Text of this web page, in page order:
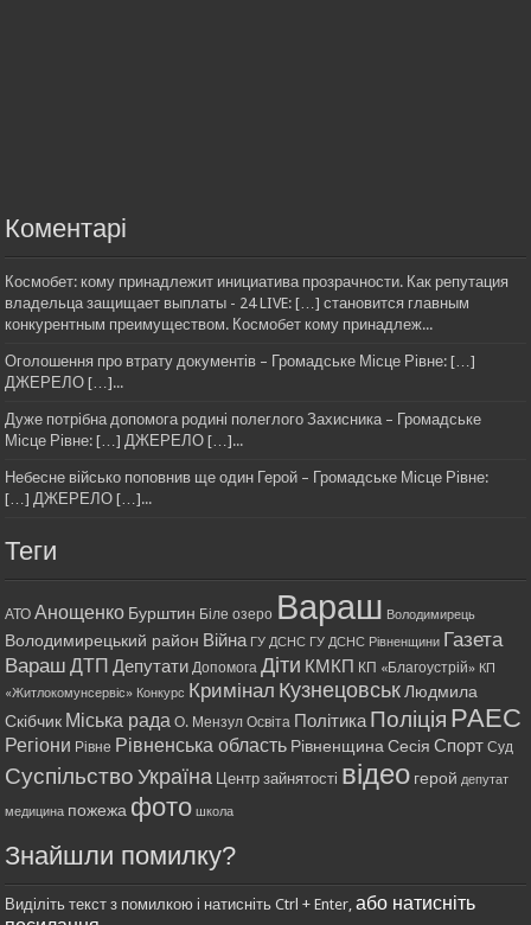
Коментарі
Космобет: кому принадлежит инициатива прозрачности. Как репутация
владельца защищает выплаты - 24 LIVE: […] становится главным
конкурентным преимуществом. Космобет кому принадлеж...
Оголошення про втрату документів – Громадське Місце Рівне: […]
ДЖЕРЕЛО […]...
Дуже потрібна допомога родині полеглого Захисника – Громадське
Місце Рівне: […] ДЖЕРЕЛО […]...
Небесне військо поповнив ще один Герой – Громадське Місце Рівне:
[…] ДЖЕРЕЛО […]...
Теги
АТО Анощенко Бурштин Біле озеро Вараш Володимирець
Володимирецький район Війна ГУ ДСНС ГУ ДСНС Рівненщини Газета
Вараш ДТП Депутати Допомога Діти КМКП КП «Благоустрій» КП
«Житлокомунсервіс» Конкурс Кримінал Кузнецовськ Людмила
Скібчик Міська рада О. Мензул Освіта ПолітикаПоліція РАЕС
Регіони Рівне Рівненська область Рівненщина Сесія Спорт Суд
Суспільство Україна Центр зайнятості відео герой депутат
медицина пожежа фото школа
Знайшли помилку?
Виділіть текст з помилкою і натисніть Ctrl + Enter,або натисніть